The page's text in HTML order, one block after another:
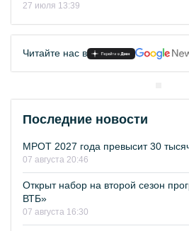
27 июля 13:39
Читайте нас в
Последние новости
МРОТ 2027 года превысит 30
07 августа 20:46
Открыт набор на второй сезон
ВТБ»
07 августа 16:30